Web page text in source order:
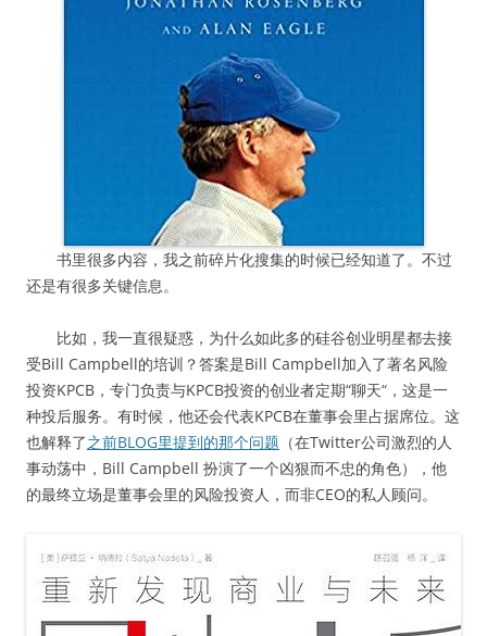
书里很多内容，我之前碎片化搜集的时候已经知道了。不过
还是有很多关键信息。
比如，我一直很疑惑，为什么如此多的硅谷创业明星都去接
受Bill Campbell的培训？答案是Bill Campbell加入了著名风险
投资KPCB，专门负责与KPCB投资的创业者定期“聊天“，这是一
种投后服务。有时候，他还会代表KPCB在董事会里占据席位。这
也解释了之前BLOG里提到的那个问题 （在Twitter公司激烈的人
事动荡中，Bill Campbell 扮演了一个凶狠而不忠的角色），他
的最终立场是董事会里的风险投资人，而非CEO的私人顾问。